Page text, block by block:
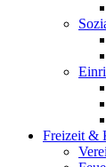
Freizeit &